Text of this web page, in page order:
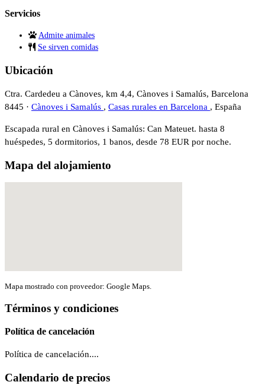
Servicios
Admite animales
Se sirven comidas
Ubicación
Ctra. Cardedeu a Cànoves, km 4,4, Cànoves i Samalús, Barcelona
8445 · Cànoves i Samalús , Casas rurales en Barcelona , España
Escapada rural en Cànoves i Samalús: Can Mateuet. hasta 8
huéspedes, 5 dormitorios, 1 banos, desde 78 EUR por noche.
Mapa del alojamiento
Mapa mostrado con proveedor: Google Maps.
Términos y condiciones
Política de cancelación
Política de cancelación....
Calendario de precios